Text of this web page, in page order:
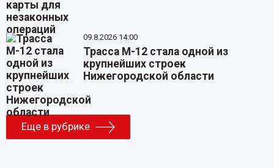
09.8.2026 14:00
Трасса М-12 стала одной из
крупнейших строек
Нижегородской области
Еще в рубрике